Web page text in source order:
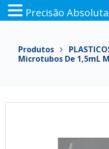
conteúdo
Produtos
Microtubos De 1,5mL
Precisão Absoluta